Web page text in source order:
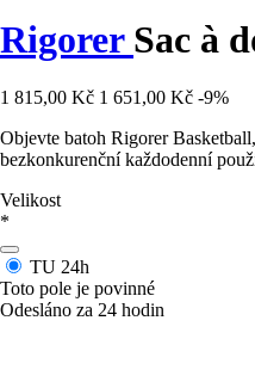
Rigorer Sac à
1 815,00 Kč 1 651,00 Kč -9%
Objevte batoh Rigorer
bezkonkurenční každodenní
Velikost
*
TU 24h
Toto pole je povinné
Odesláno za 24 hodin